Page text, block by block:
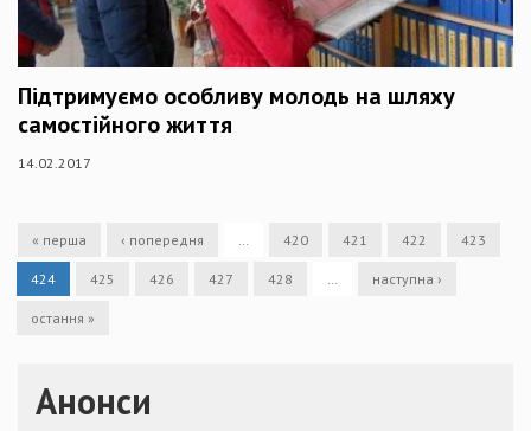
Підтримуємо особливу молодь на шляху
самостійного життя
14.02.2017
« перша ‹ попередня 420 421 422 423
424 425 426 427 428 наступна ›
остання »
Анонси